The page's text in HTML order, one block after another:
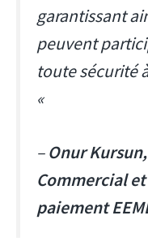
garantissant
peuvent
toute sécurité
«
–Onur
Commercial
paiement